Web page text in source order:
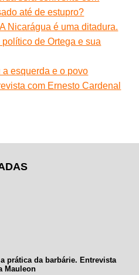
até de estupro?
Nicarágua é uma ditadura.
de Ortega e sua
esquerda e o povo
com Ernesto Cardenal
prática da barbárie. Entrevista
Mauleon